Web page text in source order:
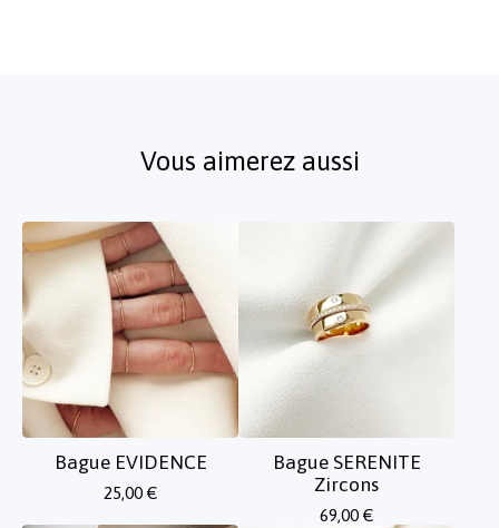
Vous aimerez aussi
Bague EVIDENCE
25,00 €
Bague SERENITE
Zircons
69,00 €